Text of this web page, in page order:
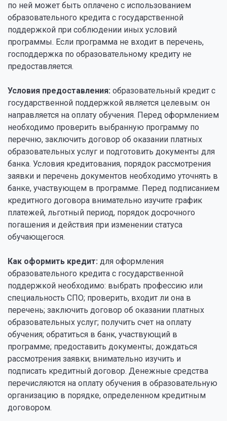
по ней может быть оплачено с использованием
образовательного кредита с государственной
поддержкой при соблюдении иных условий
программы. Если программа не входит в перечень,
господдержка по образовательному кредиту не
предоставляется.
Условия предоставления: образовательный кредит с
государственной поддержкой является целевым: он
направляется на оплату обучения. Перед оформлением
необходимо проверить выбранную программу по
перечню, заключить договор об оказании платных
образовательных услуг и подготовить документы для
банка. Условия кредитования, порядок рассмотрения
заявки и перечень документов необходимо уточнять в
банке, участвующем в программе. Перед подписанием
кредитного договора внимательно изучите график
платежей, льготный период, порядок досрочного
погашения и действия при изменении статуса
обучающегося.
Как оформить кредит: для оформления
образовательного кредита с государственной
поддержкой необходимо: выбрать профессию или
специальность СПО; проверить, входит ли она в
перечень; заключить договор об оказании платных
образовательных услуг; получить счет на оплату
обучения; обратиться в банк, участвующий в
программе; предоставить документы; дождаться
рассмотрения заявки; внимательно изучить и
подписать кредитный договор. Денежные средства
перечисляются на оплату обучения в образовательную
организацию в порядке, определенном кредитным
договором.